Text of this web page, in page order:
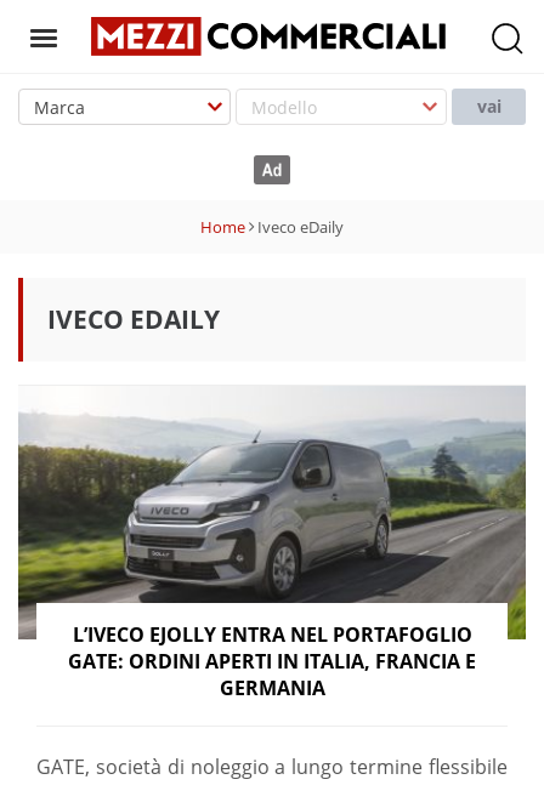
T
g
v
i
n
vai
Home Iveco eDaily
IVECO EDAILY
L’IVECO EJOLLY ENTRA NEL PORTAFOGLIO
GATE: ORDINI APERTI IN ITALIA, FRANCIA E
GERMANIA
GATE, società di noleggio a lungo termine flessibile